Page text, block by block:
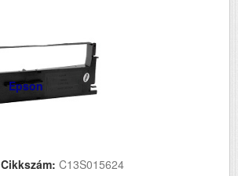
Epson
Cikkszám: C13S015624